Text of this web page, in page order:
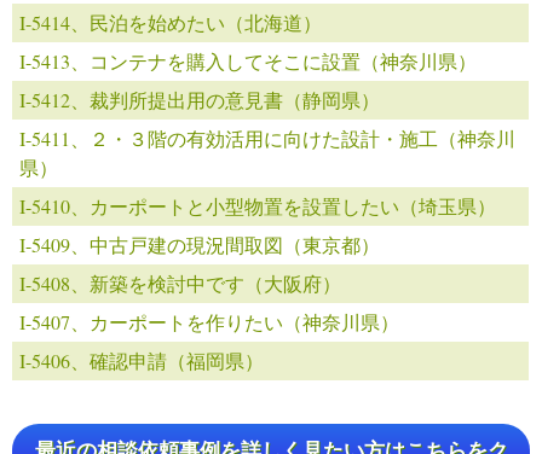
I-5414、民泊を始めたい（北海道）
I-5413、コンテナを購入してそこに設置（神奈川県）
I-5412、裁判所提出用の意見書（静岡県）
I-5411、２・３階の有効活用に向けた設計・施工（神奈川
県）
I-5410、カーポートと小型物置を設置したい（埼玉県）
I-5409、中古戸建の現況間取図（東京都）
I-5408、新築を検討中です（大阪府）
I-5407、カーポートを作りたい（神奈川県）
I-5406、確認申請（福岡県）